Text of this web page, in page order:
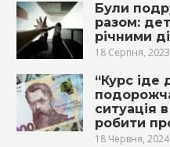
Були
разом:
річними
18 Серпня, 2023
“Курс іде
ситуація
робити
18 Червня, 2024